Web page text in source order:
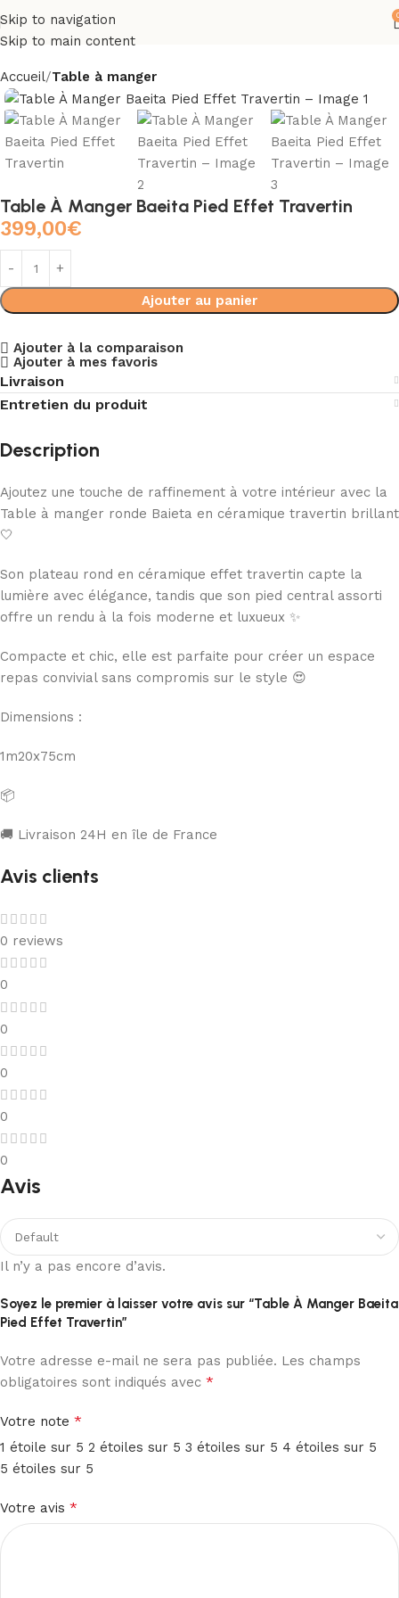
Skip to navigation
Skip to main content
Accueil Table à manger
Table À Manger Baeita Pied Effet Travertin
399,00€
Ajouter au panier
Ajouter à la comparaison
Ajouter à mes favoris
Livraison
Entretien du produit
Description
Ajoutez une touche de raffinement à votre intérieur avec la
Table à manger ronde Baieta en céramique travertin brillant
🤍
Son plateau rond en céramique effet travertin capte la
lumière avec élégance, tandis que son pied central assorti
offre un rendu à la fois moderne et luxueux ✨
Compacte et chic, elle est parfaite pour créer un espace
repas convivial sans compromis sur le style 😍
Dimensions :
1m20x75cm
📦
🚚 Livraison 24H en île de France
Avis clients
0 reviews
0
0
0
0
0
Avis
Il n’y a pas encore d’avis.
Soyez le premier à laisser votre avis sur “Table À Manger Baeita
Pied Effet Travertin”
Votre adresse e-mail ne sera pas publiée. Les champs
obligatoires sont indiqués avec *
Votre note *
1 étoile sur 5 2 étoiles sur 5 3 étoiles sur 5 4 étoiles sur 5
5 étoiles sur 5
Votre avis *